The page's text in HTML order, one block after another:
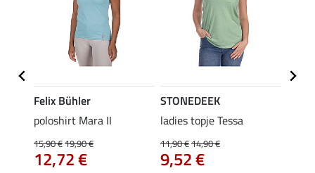
Felix Bühler
poloshirt Mara II
15,90 €19,90 €
12,72 €
STONEDEEK
ladies topje Tessa
11,90 €14,90 €
9,52 €